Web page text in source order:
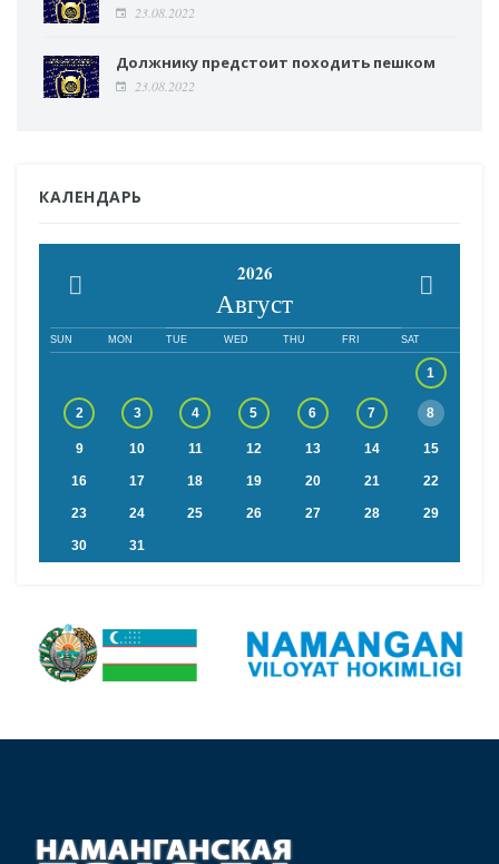
23.08.2022
Должнику предстоит походить пешком
23.08.2022
КАЛЕНДАРЬ
2026
Август
SUN MON TUE WED THU FRI SAT
1
2 3 4 5 6 7 8
9 10 11 12 13 14 15
16 17 18 19 20 21 22
23 24 25 26 27 28 29
30 31